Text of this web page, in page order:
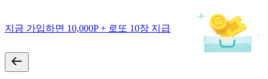
지금 가입하면 10,000P + 로또 10장 지급